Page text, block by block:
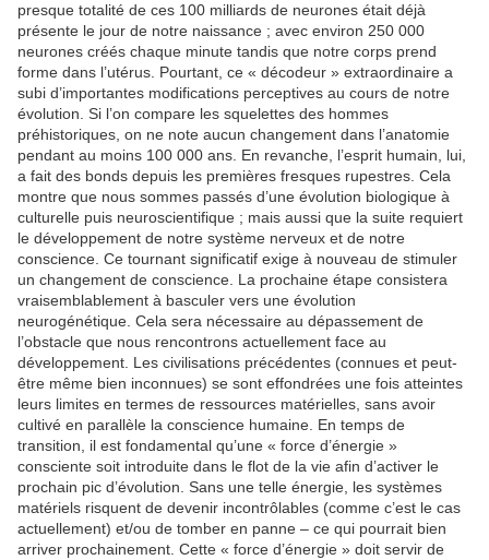
presque totalité de ces 100 milliards de neurones était déjà
présente le jour de notre naissance ; avec environ 250 000
neurones créés chaque minute tandis que notre corps prend
forme dans l’utérus. Pourtant, ce « décodeur » extraordinaire a
subi d’importantes modifications perceptives au cours de notre
évolution. Si l’on compare les squelettes des hommes
préhistoriques, on ne note aucun changement dans l’anatomie
pendant au moins 100 000 ans. En revanche, l’esprit humain, lui,
a fait des bonds depuis les premières fresques rupestres. Cela
montre que nous sommes passés d’une évolution biologique à
culturelle puis neuroscientifique ; mais aussi que la suite requiert
le développement de notre système nerveux et de notre
conscience. Ce tournant significatif exige à nouveau de stimuler
un changement de conscience. La prochaine étape consistera
vraisemblablement à basculer vers une évolution
neurogénétique. Cela sera nécessaire au dépassement de
l’obstacle que nous rencontrons actuellement face au
développement. Les civilisations précédentes (connues et peut-
être même bien inconnues) se sont effondrées une fois atteintes
leurs limites en termes de ressources matérielles, sans avoir
cultivé en parallèle la conscience humaine. En temps de
transition, il est fondamental qu’une « force d’énergie »
consciente soit introduite dans le flot de la vie afin d’activer le
prochain pic d’évolution. Sans une telle énergie, les systèmes
matériels risquent de devenir incontrôlables (comme c’est le cas
actuellement) et/ou de tomber en panne – ce qui pourrait bien
arriver prochainement. Cette « force d’énergie » doit servir de